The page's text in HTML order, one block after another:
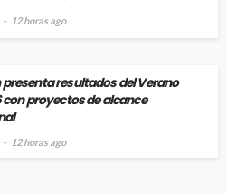
12 horas ago
presenta resultados del Verano
con proyectos de alcance
12 horas ago